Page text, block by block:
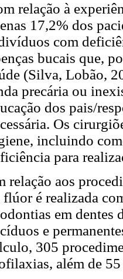
relação à
17,2% dos
com
bucais que,
(Silva, Lobão,
precária ou
dos pais/
Os
incluindo
para
relação aos
flúor é realizada
em dentes
e
305
além de 55